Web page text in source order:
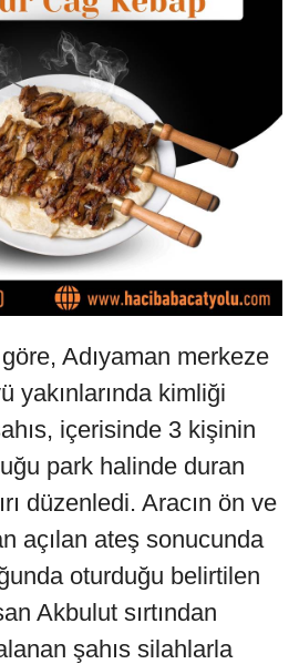
Adıyaman merkeze
yakınlarında kimliği
içerisinde 3 kişinin
park halinde duran
düzenledi. Aracın ön ve
açılan ateş sonucunda
oturduğu belirtilen
Akbulut sırtından
şahıs silahlarla